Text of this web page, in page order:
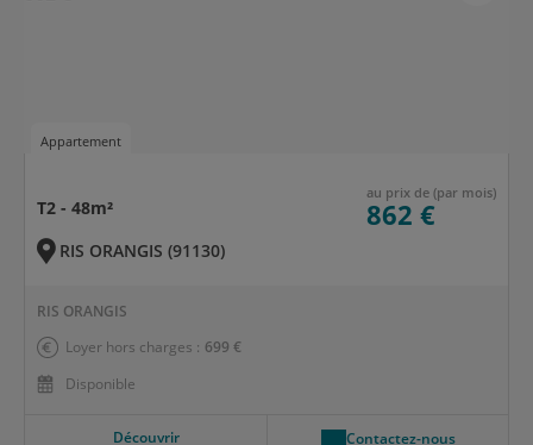
Appartement
T2 - 48m²
au prix de (par mois)
862 €
RIS ORANGIS (91130)
RIS ORANGIS
Loyer hors charges : 699 €
Disponible
Découvrir Contactez-nous